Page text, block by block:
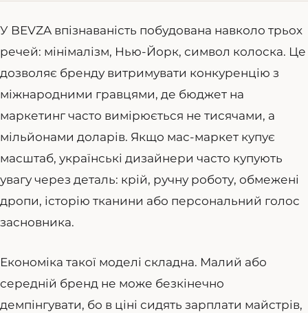
У BEVZA впізнаваність побудована навколо трьох
речей: мінімалізм, Нью-Йорк, символ колоска. Це
дозволяє бренду витримувати конкуренцію з
міжнародними гравцями, де бюджет на
маркетинг часто вимірюється не тисячами, а
мільйонами доларів. Якщо мас-маркет купує
масштаб, українські дизайнери часто купують
увагу через деталь: крій, ручну роботу, обмежені
дропи, історію тканини або персональний голос
засновника.
Економіка такої моделі складна. Малий або
середній бренд не може безкінечно
демпінгувати, бо в ціні сидять зарплати майстрів,